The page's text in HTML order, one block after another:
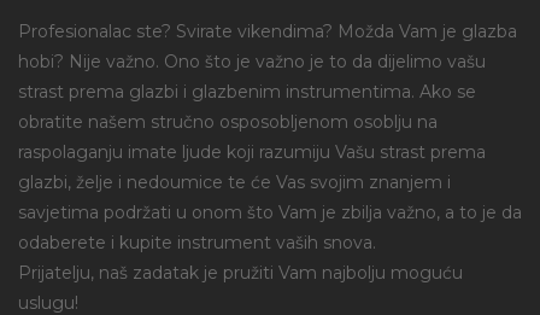
Profesionalac ste? Svirate vikendima? Možda Vam je glazba
hobi? Nije važno. Ono što je važno je to da dijelimo vašu
strast prema glazbi i glazbenim instrumentima. Ako se
obratite našem stručno osposobljenom osoblju na
raspolaganju imate ljude koji razumiju Vašu strast prema
glazbi, želje i nedoumice te će Vas svojim znanjem i
savjetima podržati u onom što Vam je zbilja važno, a to je da
odaberete i kupite instrument vaših snova.
Prijatelju, naš zadatak je pružiti Vam najbolju moguću
uslugu!